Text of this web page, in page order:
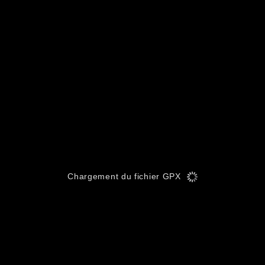
Chargement du fichier GPX